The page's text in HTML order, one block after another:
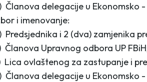
delegacije u Ekonomsko
i imenovanje:
i 2 (dva) zamjenika
Upravnog odbora UP
ovlaštenog za zastupanje i
delegacije u Ekonomsko